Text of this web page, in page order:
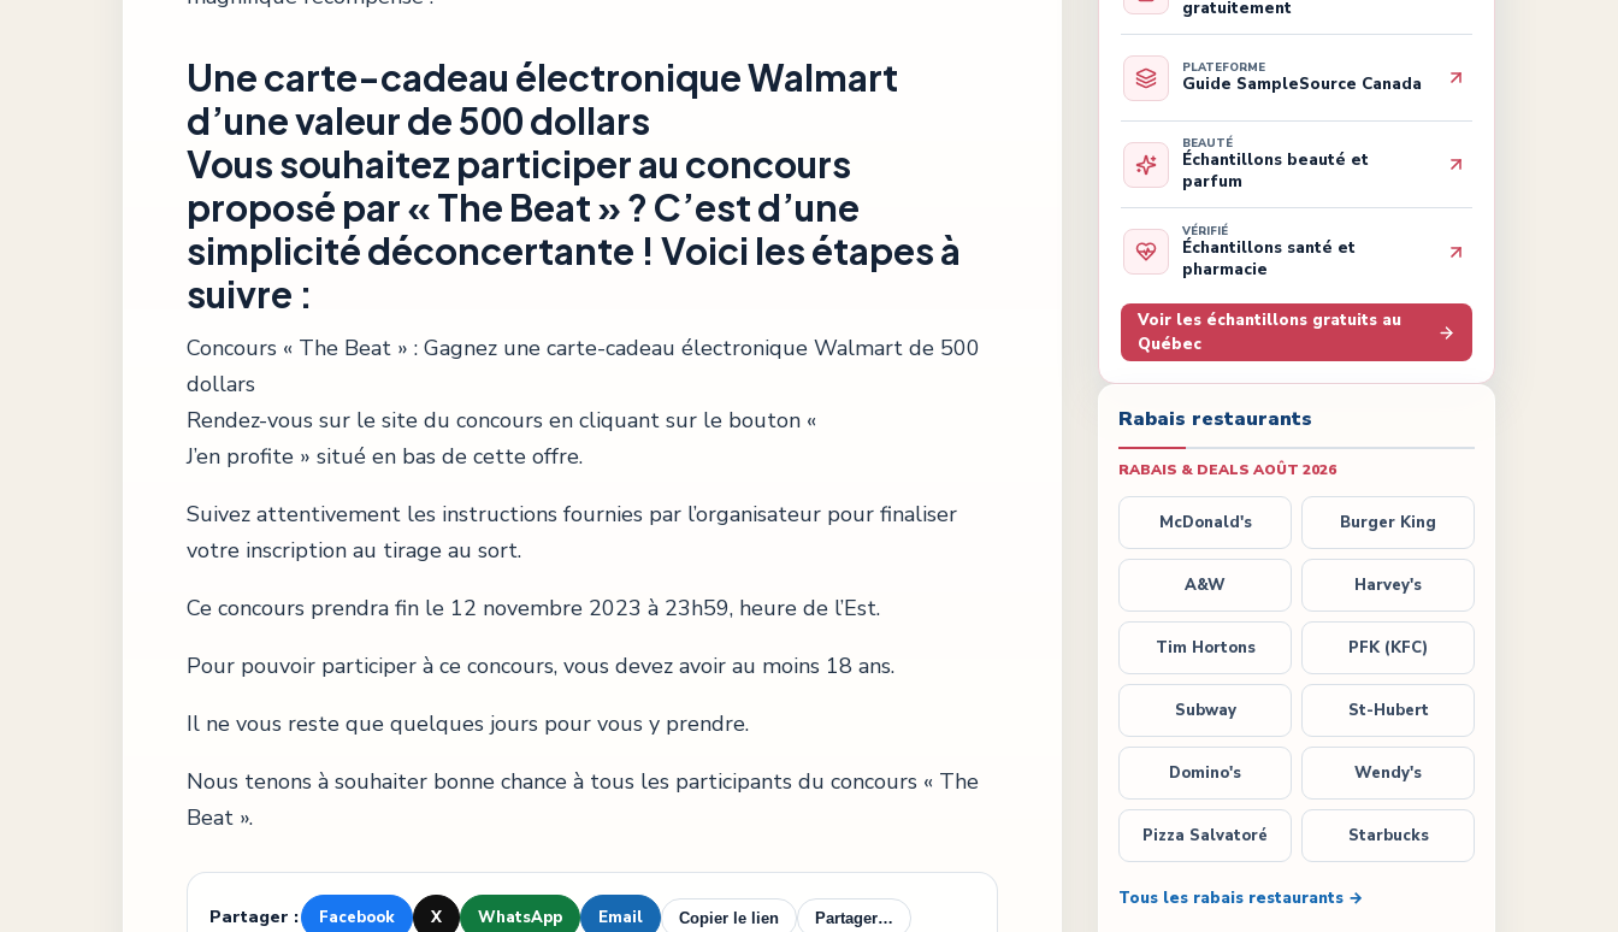
Une carte-cadeau électronique Walmart
d’une valeur de 500 dollars
Vous souhaitez participer au concours
proposé par « The Beat » ? C’est d’une
simplicité déconcertante ! Voici les étapes à
suivre :
Concours « The Beat » : Gagnez une carte-cadeau électronique Walmart de 500
dollars
Rendez-vous sur le site du concours en cliquant sur le bouton «
J’en profite » situé en bas de cette offre.
Suivez attentivement les instructions fournies par l’organisateur pour finaliser
votre inscription au tirage au sort.
Ce concours prendra fin le 12 novembre 2023 à 23h59, heure de l’Est.
Pour pouvoir participer à ce concours, vous devez avoir au moins 18 ans.
Il ne vous reste que quelques jours pour vous y prendre.
Nous tenons à souhaiter bonne chance à tous les participants du concours « The
Beat ».
Partager : Facebook X WhatsApp Email Copier le lien Partager…
gratuitement
PLATEFORME
Guide SampleSource Canada
BEAUTÉ
Échantillons beauté et
parfum
VÉRIFIÉ
Échantillons santé et
pharmacie
Voir les échantillons gratuits au
Québec
Rabais restaurants
RABAIS & DEALS AOÛT 2026
McDonald's Burger King
A&W Harvey's
Tim Hortons PFK (KFC)
Subway St-Hubert
Domino's Wendy's
Pizza Salvatoré Starbucks
Tous les rabais restaurants →